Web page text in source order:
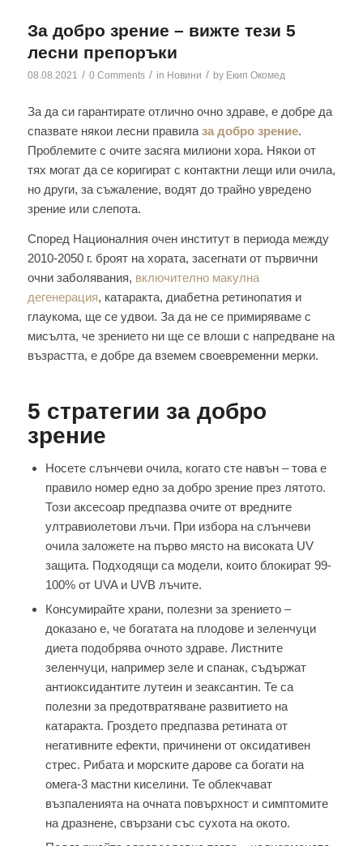
За добро зрение – вижте тези 5
лесни препоръки
08.08.2021 / 0 Comments / in Новини / by Екип Окомед
За да си гарантирате отлично очно здраве, е добре да
спазвате някои лесни правила за добро зрение.
Проблемите с очите засяга милиони хора. Някои от
тях могат да се коригират с контактни лещи или очила,
но други, за съжаление, водят до трайно увредено
зрение или слепота.
Според Националния очен институт в периода между
2010-2050 г. броят на хората, засегнати от първични
очни заболявания, включително макулна
дегенерация, катаракта, диабетна ретинопатия и
глаукома, ще се удвои. За да не се примиряваме с
мисълта, че зрението ни ще се влоши с напредване на
възрастта, е добре да вземем своевременни мерки.
5 стратегии за добро
зрение
Носете слънчеви очила, когато сте навън – това е
правило номер едно за добро зрение през лятото.
Този аксесоар предпазва очите от вредните
ултравиолетови лъчи. При избора на слънчеви
очила заложете на първо място на високата UV
защита. Подходящи са модели, които блокират 99-
100% от UVA и UVB лъчите.
Консумирайте храни, полезни за зрението –
доказано е, че богатата на плодове и зеленчуци
диета подобрява очното здраве. Листните
зеленчуци, например зеле и спанак, съдържат
антиоксидантите лутеин и зеаксантин. Те са
полезни за предотвратяване развитието на
катаракта. Гроздето предпазва ретината от
негативните ефекти, причинени от оксидативен
стрес. Рибата и морските дарове са богати на
омега-3 мастни киселини. Те облекчават
възпаленията на очната повърхност и симптомите
на дразнене, свързани със сухота на окото.